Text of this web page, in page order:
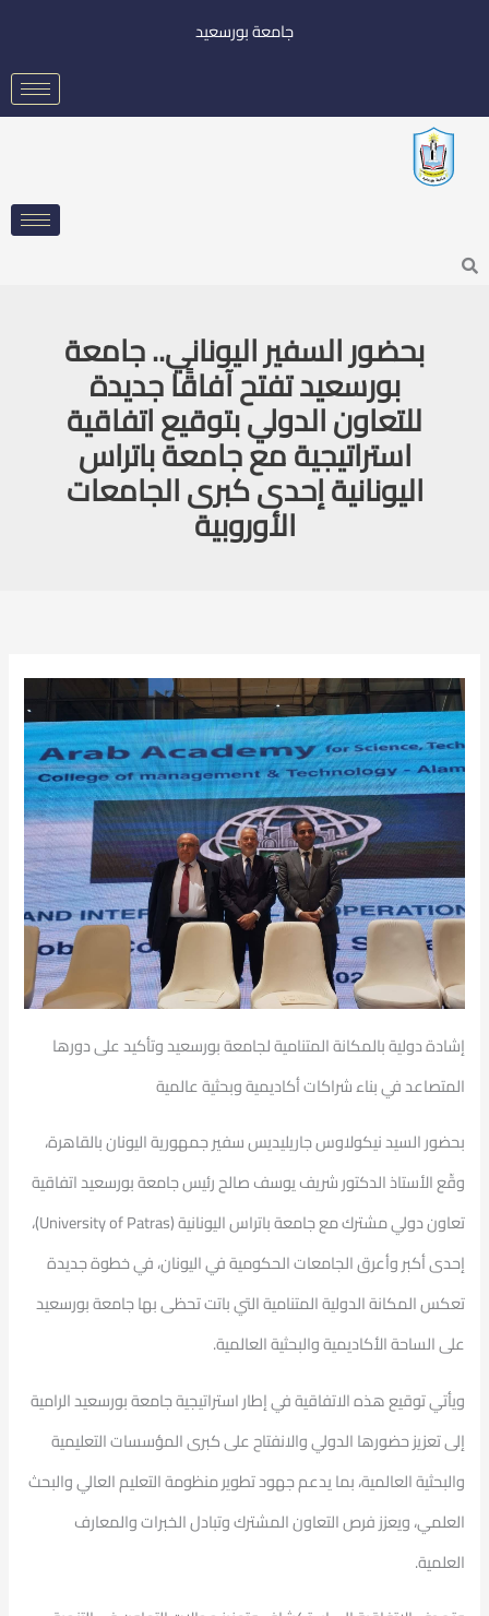
جامعة بورسعيد
Search
بحضور السفير اليوناني.. جامعة
بورسعيد تفتح آفاقًا جديدة
للتعاون الدولي بتوقيع اتفاقية
استراتيجية مع جامعة باتراس
اليونانية إحدى كبرى الجامعات
الأوروبية
إشادة دولية بالمكانة المتنامية لجامعة بورسعيد وتأكيد على دورها
المتصاعد في بناء شراكات أكاديمية وبحثية عالمية
بحضور السيد نيكولاوس جاريليديس سفير جمهورية اليونان بالقاهرة،
وقّع الأستاذ الدكتور شريف يوسف صالح رئيس جامعة بورسعيد اتفاقية
تعاون دولي مشترك مع جامعة باتراس اليونانية (University of Patras)،
إحدى أكبر وأعرق الجامعات الحكومية في اليونان، في خطوة جديدة
تعكس المكانة الدولية المتنامية التي باتت تحظى بها جامعة بورسعيد
على الساحة الأكاديمية والبحثية العالمية.
ويأتي توقيع هذه الاتفاقية في إطار استراتيجية جامعة بورسعيد الرامية
إلى تعزيز حضورها الدولي والانفتاح على كبرى المؤسسات التعليمية
والبحثية العالمية، بما يدعم جهود تطوير منظومة التعليم العالي والبحث
العلمي، ويعزز فرص التعاون المشترك وتبادل الخبرات والمعارف
العلمية.